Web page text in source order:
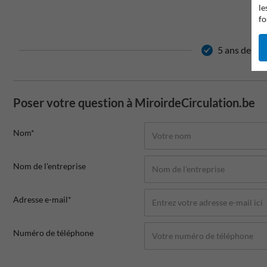
5 ans de
Poser votre question à MiroirdeCirculation.be
Nom*
Nom de l'entreprise
Adresse e-mail*
Numéro de téléphone